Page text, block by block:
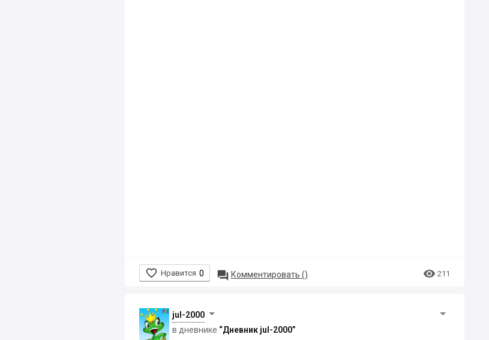
 Нравится 0  Комментировать ()  211
jul-2000
в дневнике “Дневник jul-2000”